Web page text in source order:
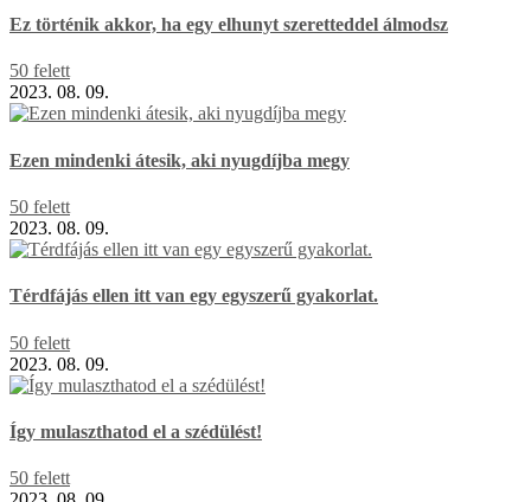
Ez történik akkor, ha egy elhunyt szeretteddel álmodsz
50 felett
2023. 08. 09.
Ezen mindenki átesik, aki nyugdíjba megy
50 felett
2023. 08. 09.
Térdfájás ellen itt van egy egyszerű gyakorlat.
50 felett
2023. 08. 09.
Így mulaszthatod el a szédülést!
50 felett